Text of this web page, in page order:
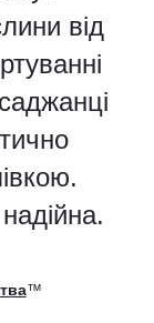
від
™